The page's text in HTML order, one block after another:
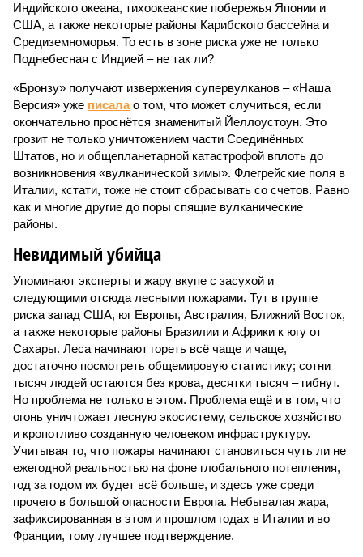
Индийского океана, тихо­океанские побережья Японии и
США, а также некоторые районы Карибского бассейна и
Средиземноморья. То есть в зоне риска уже не только
Поднебесная с Индией – не так ли?
«Бронзу» получают извержения супервулканов – «Наша
Версия» уже писалао том, что может случиться, если
окончательно проснётся знаменитый Йеллоустоун. Это
грозит не только уничтожением части Соединённых
Штатов, но и общепланетарной катастрофой вплоть до
возникновения «вулканической зимы». Флегрейские поля в
Италии, кстати, тоже не стоит сбрасывать со счетов. Равно
как и многие другие до поры спящие вулканические
районы.
Невидимый убийца
Упоминают эксперты и жару вкупе с засухой и
следующими отсюда лесными пожарами. Тут в группе
риска запад США, юг Европы, Австралия, Ближний Восток,
а также некоторые районы Бразилии и Африки к югу от
Сахары. Леса начинают гореть всё чаще и чаще,
достаточно посмотреть общемировую статистику; сотни
тысяч людей остаются без крова, десятки тысяч – гибнут.
Но проблема не только в этом. Проблема ещё и в том, что
огонь уничтожает лесную экосистему, сельское хозяйство
и кропотливо созданную человеком инфраструктуру.
Учитывая то, что пожары начинают становиться чуть ли не
ежегодной реальностью на фоне глобального потепления,
год за годом их будет всё больше, и здесь уже среди
прочего в большой опасности Европа. Небывалая жара,
зафиксированная в этом и прошлом годах в Италии и во
Франции, тому лучшее подтверждение.